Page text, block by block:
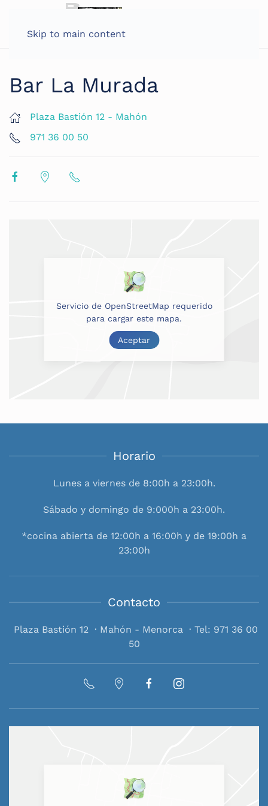
Skip to main content
Bar La Murada
Plaza Bastión 12 - Mahón
971 36 00 50
Servicio de OpenStreetMap requerido
para cargar este mapa.
Aceptar
Horario
Lunes a viernes de 8:00h a 23:00h.
Sábado y domingo de 9:000h a 23:00h.
*cocina abierta de 12:00h a 16:00h y de 19:00h a
23:00h
Contacto
Plaza Bastión 12 · Mahón - Menorca · Tel: 971 36 00
50